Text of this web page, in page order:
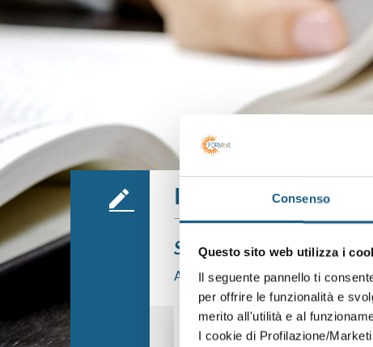
Consenso
Questo sito web utilizza i
Il seguente pannello ti
per offrire le funzionalità e
merito all'utilità e al
I cookie di Profilazione/
Iscrizione
Sei già cliente?
Accedi con le credenziali che hai
AZIENDA PRIVATO